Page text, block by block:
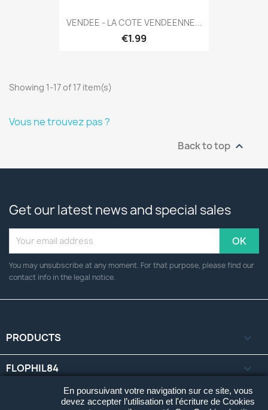
En poursuivant votre navigation sur ce site, vous
devez accepter l’utilisation et l'écriture de Cookies
VENDEE - LA COTE VENDEENNE...
€1.99
Showing 1-17 of 17 item(s)
Vous ne trouvez pas ?
Back to top 
Get our latest news and special sales
You may unsubscribe at any moment. For that purpose, please find our
contact info in the legal notice.
PRODUCTS 
FLOPHIL84 
YOUR ACCOUNT 